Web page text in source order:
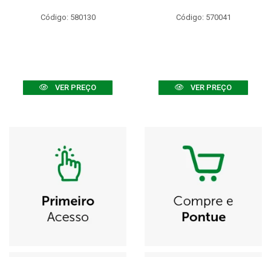
Código: 580130
VER PREÇO
Código: 570041
VER PREÇO